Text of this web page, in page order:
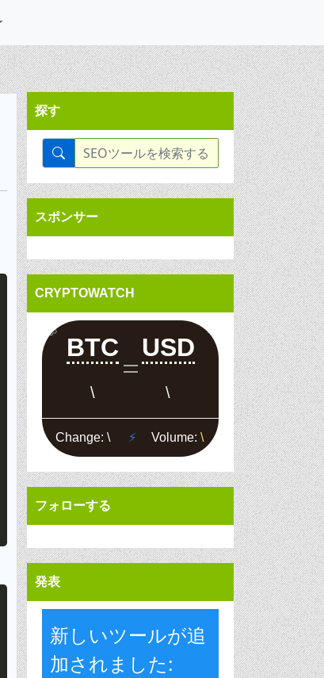
探す
スポンサー
CRYPTOWATCH
フォローする
発表
新しいツールが追
加されました: